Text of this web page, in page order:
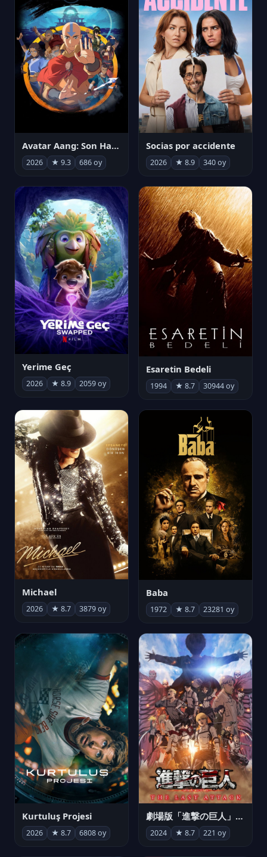
Avatar Aang: Son Havabükücü
2026 ★ 9.3 686 oy
Socias por accidente
2026 ★ 8.9 340 oy
Yerime Geç
2026 ★ 8.9 2059 oy
Esaretin Bedeli
1994 ★ 8.7 30944 oy
Michael
2026 ★ 8.7 3879 oy
Baba
1972 ★ 8.7 23281 oy
Kurtuluş Projesi
2026 ★ 8.7 6808 oy
劇場版「進撃の巨人」完結編 THE LAST ATTACK
2024 ★ 8.7 221 oy